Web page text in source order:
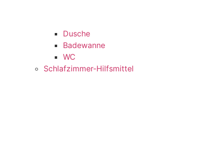
Dusche
Badewanne
WC
Schlafzimmer-Hilfsmittel